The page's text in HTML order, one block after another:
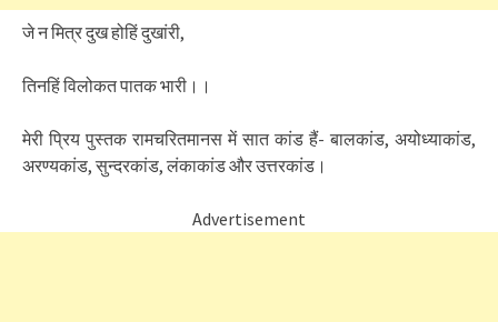
जे न मित्र दुख होहिं दुखांरी,
तिनहिं विलोकत पातक भारी।।
मेरी प्रिय पुस्तक रामचरितमानस में सात कांड हैं- बालकांड, अयोध्याकांड,
अरण्यकांड, सुन्दरकांड, लंकाकांड और उत्तरकांड।
Advertisement